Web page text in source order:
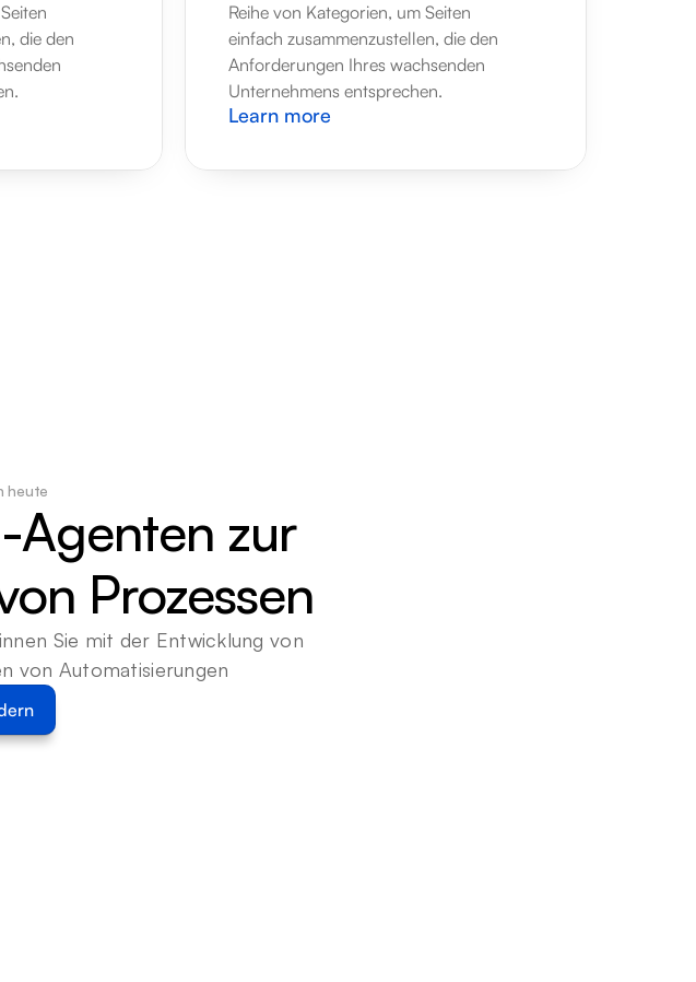
die den
Reihe von Kategorien, um Seiten
einfach zusammenzustellen, die den
Anforderungen Ihres wachsenden
Unternehmens entsprechen.
Learn more
heute
Agenten zur
Prozessen
Sie mit der Entwicklung von
von Automatisierungen